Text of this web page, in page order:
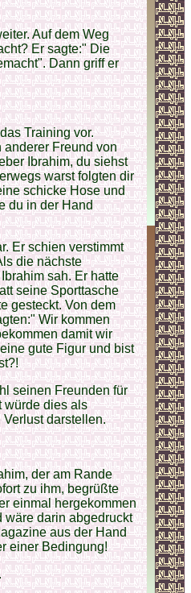
Auf dem Weg
Er sagte:" Die
Dann griff er
Training vor.
anderer Freund von
Ibrahim, du siehst
warst folgten dir
schicke Hose und
du in der Hand
Er schien verstimmt
die nächste
sah. Er hatte
seine Sporttasche
gesteckt. Von dem
Wir kommen
damit wir
gute Figur und bist
seinen Freunden für
würde dies als
darstellen.
der am Rande
zu ihm, begrüßte
einmal hergekommen
wäre darin abgedruckt
aus der Hand
einer Bedingung!